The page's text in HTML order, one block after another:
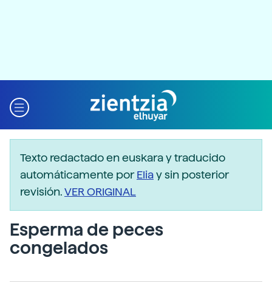
Texto redactado en euskara y traducido
automáticamente porEliay sin posterior
revisión.VER ORIGINAL
Esperma de peces
congelados